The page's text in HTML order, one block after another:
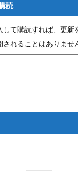
読
して購読すれば、更新
れることはありませ